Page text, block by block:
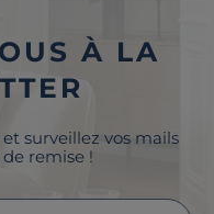
À LA
surveillez vos mails
remise !